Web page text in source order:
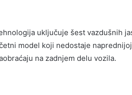
uključuje šest vazdušnih
model koji nedostaje
na zadnjem delu vozila.